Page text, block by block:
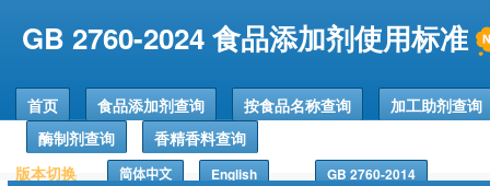
GB 2760-2024 食品添加剂使用标准
首页 食品添加剂查询 按食品名称查询
加工助剂查询
酶制剂查询
香精香料查询
版本切换
简体中文 English GB 2760-2014